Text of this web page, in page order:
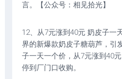
言。【公众号：相见拾光】
12、从7元涨到40元 奶皮子一
界的新爆款奶皮子糖葫芦，引
子一天一个价，从7元涨到40
停到厂门口收购。